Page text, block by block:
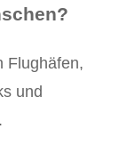
Flughäfen,
und